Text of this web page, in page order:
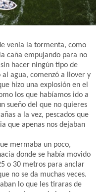
venia la tormenta, como
caña empujando para no
hacer ningún tipo de
agua, comenzó a llover y
hizo una explosión en el
los que habíamos ido a
sueño del que no quieres
a la vez, pescados que
que apenas nos dejaban
mermaba un poco,
donde se había movido
o 30 metros para anclar
no se da muchas veces.
lo que les tiraras de